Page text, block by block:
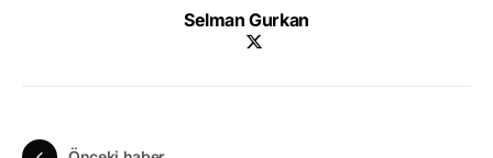
Selman Gurkan